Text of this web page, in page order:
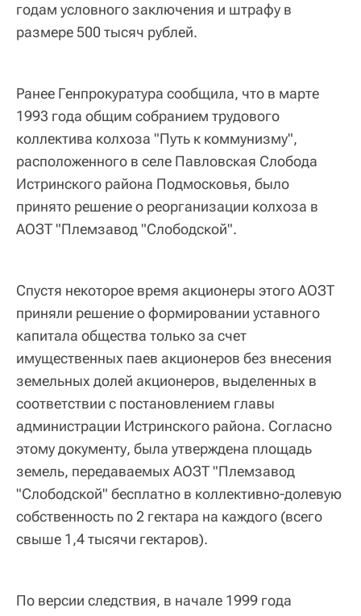
годам условного заключения и штрафу в
размере 500 тысяч рублей.
Ранее Генпрокуратура сообщила, что в марте
1993 года общим собранием трудового
коллектива колхоза "Путь к коммунизму",
расположенного в селе Павловская Слобода
Истринского района Подмосковья, было
принято решение о реорганизации колхоза в
АОЗТ "Племзавод "Слободской".
Спустя некоторое время акционеры этого АОЗТ
приняли решение о формировании уставного
капитала общества только за счет
имущественных паев акционеров без внесения
земельных долей акционеров, выделенных в
соответствии с постановлением главы
администрации Истринского района. Согласно
этому документу, была утверждена площадь
земель, передаваемых АОЗТ "Племзавод
"Слободской" бесплатно в коллективно-долевую
собственность по 2 гектара на каждого (всего
свыше 1,4 тысячи гектаров).
По версии следствия, в начале 1999 года